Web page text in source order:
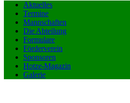
Aktuelles
Termine
Mannschaften
Die Abteilung
Formulare
Förderverein
Sponsoren
Hotze-Magazin
Galerie